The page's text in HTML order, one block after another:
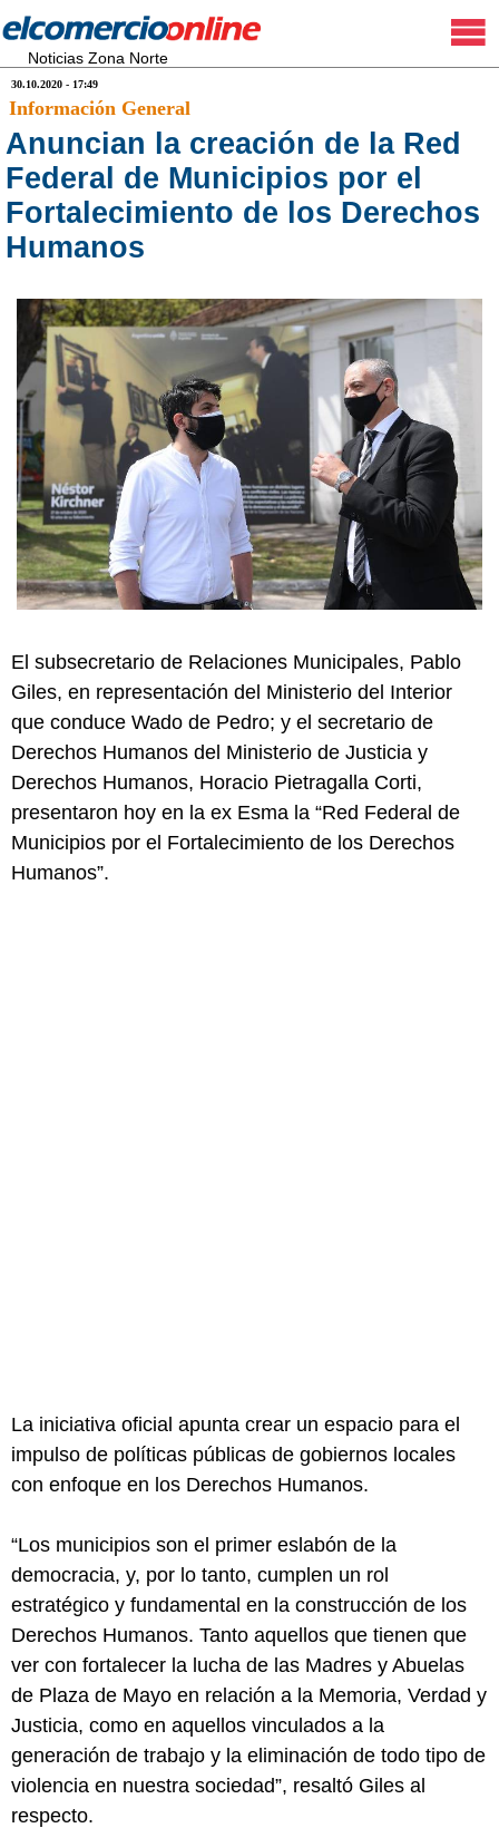
Noticias Zona Norte
30.10.2020 - 17:49
Información General
Anuncian la creación de la Red
Federal de Municipios por el
Fortalecimiento de los Derechos
Humanos
El subsecretario de Relaciones Municipales, Pablo
Giles, en representación del Ministerio del Interior
que conduce Wado de Pedro; y el secretario de
Derechos Humanos del Ministerio de Justicia y
Derechos Humanos, Horacio Pietragalla Corti,
presentaron hoy en la ex Esma la “Red Federal de
Municipios por el Fortalecimiento de los Derechos
Humanos”.
La iniciativa oficial apunta crear un espacio para el
impulso de políticas públicas de gobiernos locales
con enfoque en los Derechos Humanos.
“Los municipios son el primer eslabón de la
democracia, y, por lo tanto, cumplen un rol
estratégico y fundamental en la construcción de los
Derechos Humanos. Tanto aquellos que tienen que
ver con fortalecer la lucha de las Madres y Abuelas
de Plaza de Mayo en relación a la Memoria, Verdad y
Justicia, como en aquellos vinculados a la
generación de trabajo y la eliminación de todo tipo de
violencia en nuestra sociedad”, resaltó Giles al
respecto.